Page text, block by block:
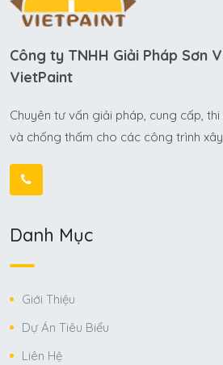
Công ty TNHH Giải Pháp Sơn
VietPaint
Chuyên tư vấn giải pháp, cung cấp,
và chống thấm cho các công trình
Danh Mục
Giới Thiệu
Dự Án Tiêu Biểu
Liên Hệ